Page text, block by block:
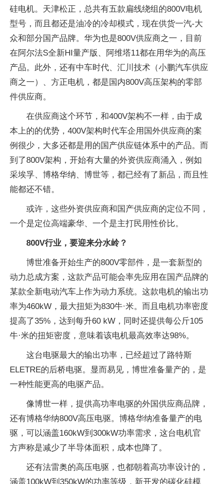
硅电机。天津松正，总共有五款扁线绕组的800V电机
型号，而且都还是油冷的冷却模式，现在供货一汽-大
众和部分国产品牌。华为也是800V供应商之一，目前
在阿尔法S全新HI量产版、阿维塔11都在用华为的高压
产品。此外，还有中车时代、汇川技术（小鹏汽车供应
商之一）、方正电机，都是国内800V高压架构的零部
件供应商。
在供应商这个环节，和400V架构不一样，由于成
本上的的优势，400V架构时代车企用国外供应商的案
例很少，大多还都是用的国产供应链体系中的产品。而
到了800V架构，开始有大量的外资供应商涌入，例如
采埃孚、博格华纳、博世等，都已经有了新品，而且性
能都还不错。
或许，这些外资供应商和国产供应商的定位不同，
一个是定位高端豪华、一个是主打民用性价比。
800V行业，要迎来分水岭？
博世准备开始生产的800V零部件，是一套新型的
动力总成方案，这款产品可能会率先应用在国产品牌的
某款全新电动汽车上作为动力系统。这款电机的输出功
率为460kW，最大扭矩为830牛·米。而且电机功率密度
提高了35%，达到每升60 kW，同时还提供每公斤105
牛·米的扭矩密度，意味着该电机最高效率达98%。
这台电驱最大的输出功率，已经超过了路特斯
ELETRE的后桥电驱。显而易见，博世准备量产的，是
一种性能更高的电驱产品。
像博世一样，提供高功率电驱的外国供应商品牌，
还有博格华纳800V高压电驱。博格华纳准备量产的电
驱，可以涵盖160kW到300kW功率需求，这台电机官
方声称是减少了半导体面积，成本也降了。
还有法雷奥的高压电驱，也都朝着高功率设计的，
涵盖100kW到350kW的功率等级，新开发的碳化硅模